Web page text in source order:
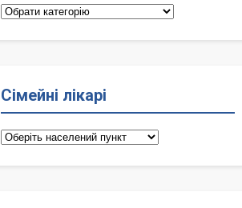
Категорії
Сімейні лікарі
Сімейні